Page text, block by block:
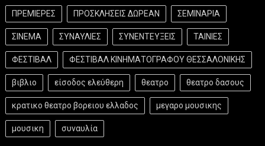
ΠΡΕΜΙΕΡΕΣ ΠΡΟΣΚΛΗΣΕΙΣ ΔΩΡΕΑΝ ΣΕΜΙΝΑΡΙΑ
ΣΙΝΕΜΑ ΣΥΝΑΥΛΙΕΣ ΣΥΝΕΝΤΕΥΞΕΙΣ ΤΑΙΝΙΕΣ
ΦΕΣΤΙΒΑΛ ΦΕΣΤΙΒΑΛ ΚΙΝΗΜΑΤΟΓΡΑΦΟΥ ΘΕΣΣΑΛΟΝΙΚΗΣ
βιβλιο είσοδος ελεύθερη θεατρο θεατρο δασους
κρατικο θεατρο βορειου ελλαδος μεγαρο μουσικης
μουσικη συναυλία